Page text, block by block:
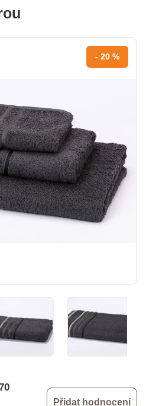
- 20 %
Přidat hodnocení